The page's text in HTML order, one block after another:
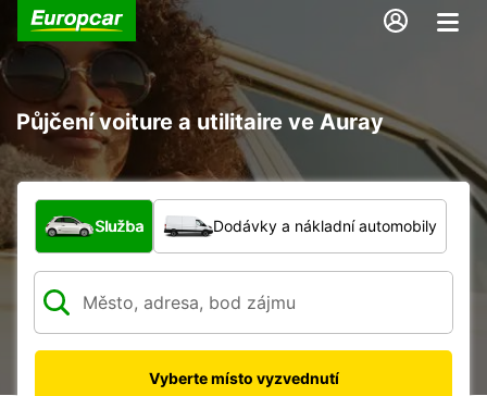
Půjčení voiture a utilitaire ve Auray
Jaký typ vozidla?
Služba Dodávky a nákladní automobily
Vyberte místo vyzvednutí